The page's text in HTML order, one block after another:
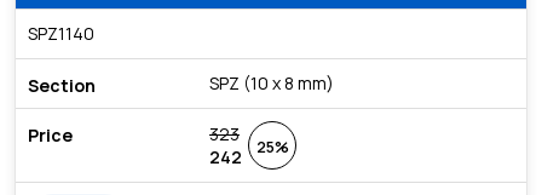
SPZ1140
SPZ (10 x 8 mm)
323
242
25%